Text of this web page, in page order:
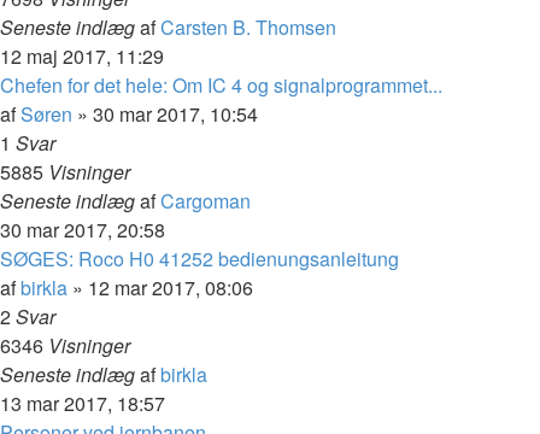
Seneste indlægafCarsten B. Thomsen
12 maj 2017, 11:29
Chefen for det hele: Om IC 4 og signalprogrammet...
afSøren » 30 mar 2017, 10:54
1 Svar
5885 Visninger
Seneste indlægafCargoman
30 mar 2017, 20:58
SØGES: Roco H0 41252 bedienungsanleitung
afbirkla » 12 mar 2017, 08:06
2Svar
6346 Visninger
Seneste indlægafbirkla
13 mar 2017, 18:57